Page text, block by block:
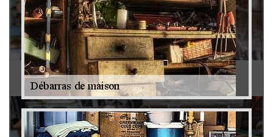
Antiquaire 79